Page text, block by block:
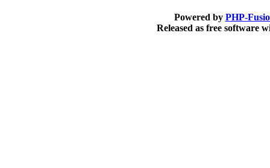
Powered by PHP-
Released as free software